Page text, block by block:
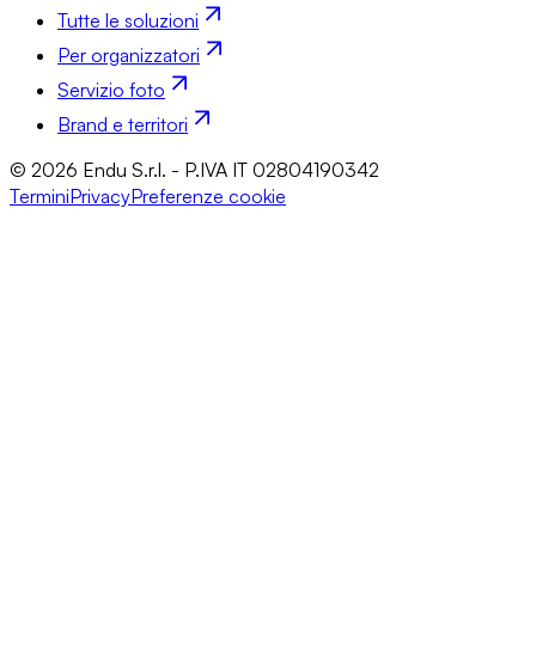
Tutte le soluzioni
Per organizzatori
Servizio foto
Brand e territori
© 2026 Endu S.r.l. - P.IVA IT 02804190342
TerminiPrivacyPreferenze cookie